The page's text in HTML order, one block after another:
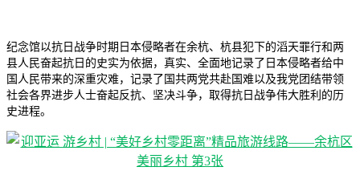
纪念馆以抗日战争时期日本侵略者在余杭、杭县犯下的滔天罪行和两
县人民奋起抗日的史实为依据，真实、全面地记录了日本侵略者给中
国人民带来的深重灾难，记录了国共两党共赴国难以及我党团结带领
社会各界进步人士奋起反抗、坚决斗争，取得抗日战争伟大胜利的历
史进程。